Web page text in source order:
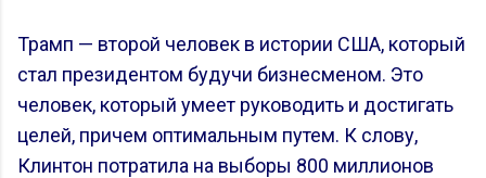
Трамп — второй человек в истории США, который
стал президентом будучи бизнесменом. Это
человек, который умеет руководить и достигать
целей, причем оптимальным путем. К слову,
Клинтон потратила на выборы 800 миллионов